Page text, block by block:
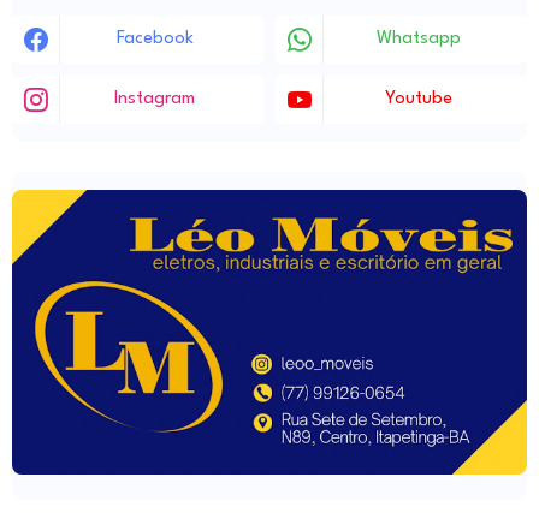
Facebook Whatsapp
Instagram Youtube